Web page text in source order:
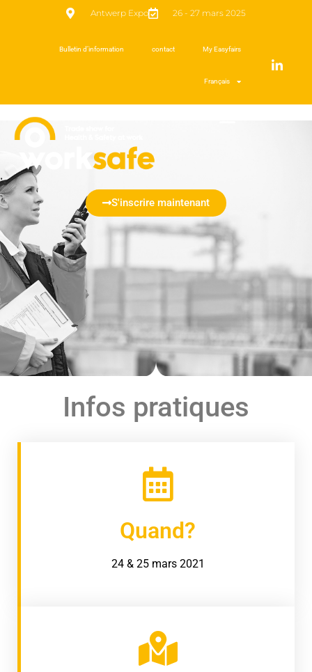
Antwerp Expo 26 - 27 mars 2025
Bulletin d’information contact My Easyfairs
Français
S'inscrire maintenant
Infos pratiques
Quand?
24 & 25 mars 2021